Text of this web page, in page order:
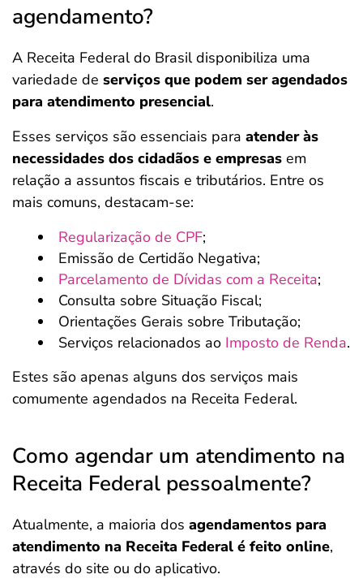
agendamento?
A Receita Federal do Brasil disponibiliza uma
variedade de serviços que podem ser agendados
para atendimento presencial.
Esses serviços são essenciais para atender às
necessidades dos cidadãos e empresas em
relação a assuntos fiscais e tributários. Entre os
mais comuns, destacam-se:
Regularização de CPF;
Emissão de Certidão Negativa;
Parcelamento de Dívidas com a Receita;
Consulta sobre Situação Fiscal;
Orientações Gerais sobre Tributação;
Serviços relacionados ao Imposto de Renda.
Estes são apenas alguns dos serviços mais
comumente agendados na Receita Federal.
Como agendar um atendimento na
Receita Federal pessoalmente?
Atualmente, a maioria dos agendamentos para
atendimento na Receita Federal é feito online,
através do site ou do aplicativo.